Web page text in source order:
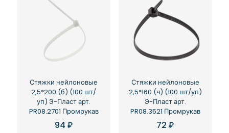
Стяжки нейлоновые
2,5*200 (б) (100 шт/
уп) Э-Пласт арт.
PR08.2701 Промрукав
94₽
Стяжки нейлоновые
2,5*160 (ч) (100 шт/уп)
Э-Пласт арт.
PR08.3521 Промрукав
72₽